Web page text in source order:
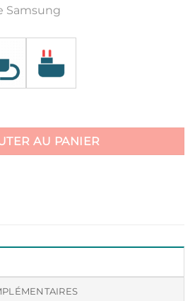
Samsung
25W – Câble USB-C en option
AU PANIER